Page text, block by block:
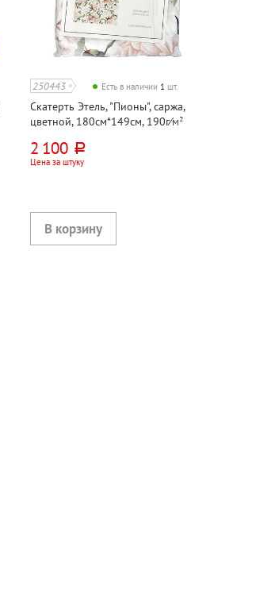
250443 Есть в наличии 1 шт.
Скатерть Этель, "Пионы", саржа,
цветной, 180см*149см, 190г⁄м²
2 100 руб.
Цена за штуку